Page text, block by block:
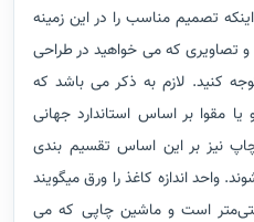
تصمیم مناسب را در این زمینه
و تصاویری که می خواهید در طراحی
کنید. لازم به ذکر می باشد که
مقوا بر اساس استاندارد جهانی
نیز بر این اساس تقسیم بندی
واحد اندازه کاغذ را ورق میگویند
اندازه ورق 50*35 سانتی‌متر است و ماشین چاپی که می